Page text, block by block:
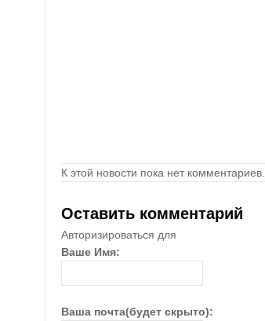
К этой новости пока нет комментариев.
Оставить комментарий
Авторизироваться для
Ваше Имя:
Ваша почта(будет скрыто):